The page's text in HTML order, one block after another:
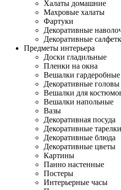
Халаты домашние
Махровые халаты
Фартуки
Декоративные
Декоративные
Предметы интерьера
Доски гладильные
Пленки на окна
Вешалки гардеробные
Декоративные
Вешалки для
Вешалки напольные
Вазы
Декоративная посуда
Декоративные тарелки
Декоративные блюда
Декоративные цветы
Картины
Панно настенные
Постеры
Интерьерные часы